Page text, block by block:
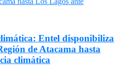
Entel disponibiliza
de Atacama hasta
climática